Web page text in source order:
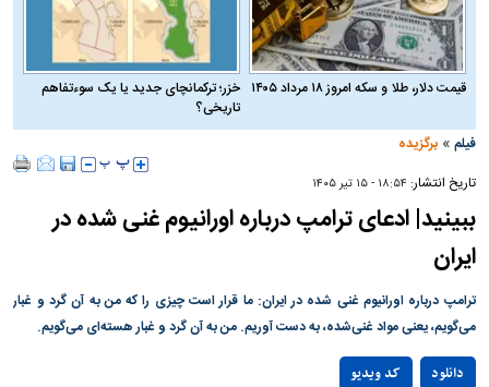
قیمت دلار، طلا و سکه امروز ۱۸ مرداد ۱۴۰۵
خزر؛ ترکمانچای جدید یا یک سوءتفاهم
تاریخی؟
فیلم »برگزیده
تاریخ انتشار: ۱۸:۵۴ - ۱۵ تير ۱۴۰۵
ببینید| ادعای ترامپ درباره اورانیوم غنی شده در
ایران
ترامپ درباره اورانیوم غنی شده در ایران: ما قرار است چیزی را که من به آن گرد و غبار
می‌گویم، یعنی مواد غنی‌شده، به دست آوریم. من به آن گرد و غبار هسته‌ای می‌گویم.
کد ویدیو دانلود